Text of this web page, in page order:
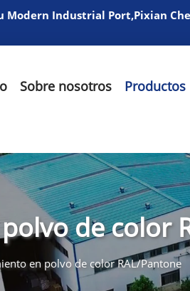
Modern Industrial Port,Pixian
Sobre nosotros Productos
de color
en polvo de color RAL/Pantone